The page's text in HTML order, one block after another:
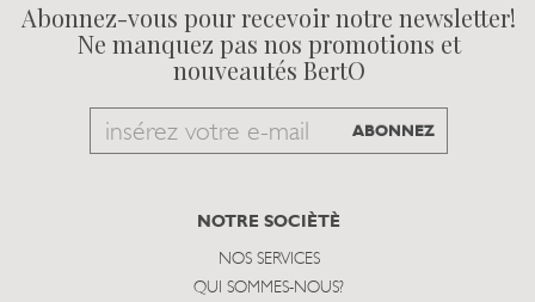
Abonnez-vous pour recevoir notre newsletter!
Ne manquez pas nos promotions et
nouveautés BertO
Email
subscribe
ABONNEZ
NOTRE SOCIÈTÈ
NOS SERVICES
QUI SOMMES-NOUS?